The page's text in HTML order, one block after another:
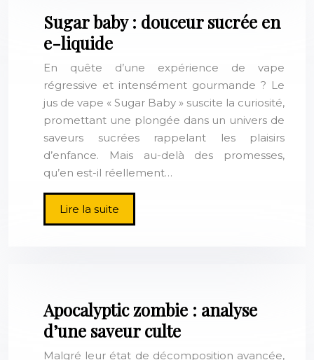
Sugar baby : douceur sucrée en
e-liquide
En quête d’une expérience de vape
régressive et intensément gourmande ? Le
jus de vape « Sugar Baby » suscite la curiosité,
promettant une plongée dans un univers de
saveurs sucrées rappelant les plaisirs
d’enfance. Mais au-delà des promesses,
qu’en est-il réellement…
Lire la suite
Apocalyptic zombie : analyse
d’une saveur culte
Malgré leur état de décomposition avancée,